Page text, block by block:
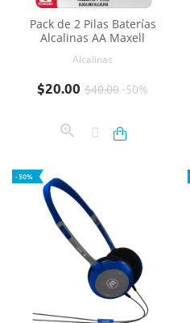
Pack de 2 Pilas Baterías
Alcalinas AA Maxell
Alcalinas
Precio base$40.00 -50%
Precio
$20.00
-50%